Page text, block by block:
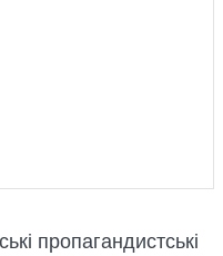
пропагандистські